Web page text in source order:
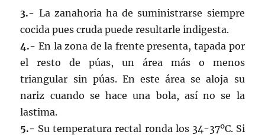
3.- La zanahoria ha de suministrarse siempre
cocida pues cruda puede resultarle indigesta.
4.-En la zona de la frente presenta, tapada por
el resto de púas, un área más o menos
triangular sin púas. En este área se aloja su
nariz cuando se hace una bola, así no se la
lastima.
5.- Su temperatura rectal ronda los 34-37ºC. Si